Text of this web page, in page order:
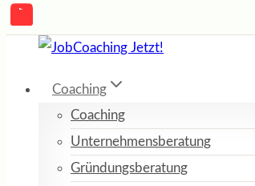
Coaching
Coaching
Unternehmensberatung
Gründungsberatung